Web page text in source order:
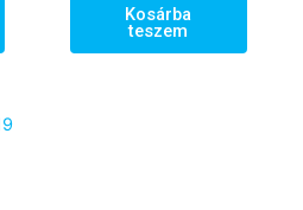
Kosárba
teszem